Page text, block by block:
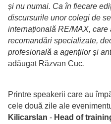
și nu numai. Ca în fiecare
discursurile unor colegi de
internațională RE/MAX, care
recomandări specializate,
profesională a agenților și
adăugat Răzvan Cuc.
Printre speakerii care au
cele două zile ale
Kilicarslan - Head of